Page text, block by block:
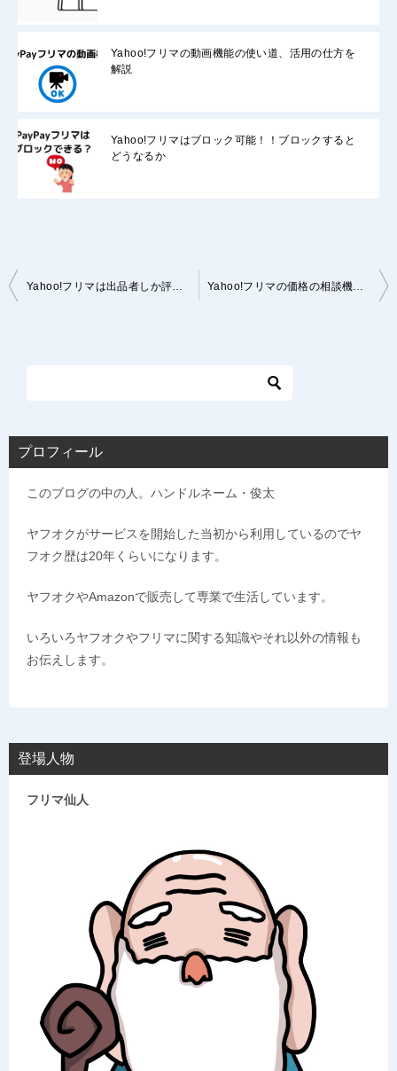
Yahoo!フリマの動画機能の使い道、活用の仕方を
解説
Yahoo!フリマはブロック可能！！ブロックすると
どうなるか
投
シ
プロフィール
このブログの中の人。ハンドルネーム・俊太
ヤフオクがサービスを開始した当初から利用しているのでヤ
フオク歴は20年くらいになります。
ヤフオクやAmazonで販売して専業で生活しています。
いろいろヤフオクやフリマに関する知識やそれ以外の情報も
お伝えします。
登場人物
フリマ仙人